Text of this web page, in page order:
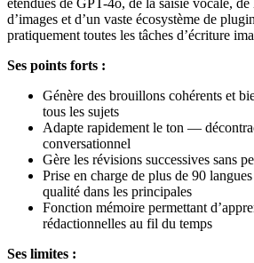
étendues de GPT-4o, de la saisie vocale,
d’images et d’un vaste écosystème de
pratiquement toutes les tâches d’écriture
Ses points forts :
Génère des brouillons cohérents et
tous les sujets
Adapte rapidement le ton —
conversationnel
Gère les révisions successives sans
Prise en charge de plus de 90
qualité dans les principales
Fonction mémoire permettant
rédactionnelles au fil du temps
Ses limites :